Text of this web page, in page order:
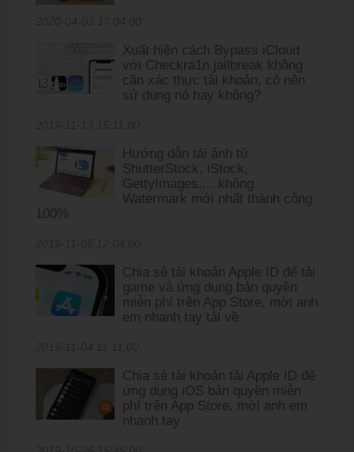
Xuất hiện cách Bypass iCloud
với Checkra1n jailbreak không
cần xác thực tài khoản, có nên
sử dung nó hay không?
Hướng dẫn tải ảnh từ
ShutterStock, iStock,
GettyImages,... không
Watermark mới nhất thành công
100%
Chia sẻ tài khoản Apple ID để tải
game và ứng dụng bản quyền
miễn phí trên App Store, mời anh
em nhanh tay tải về
Chia sẻ tài khoản tải Apple ID để
ứng dụng iOS bản quyền miễn
phí trên App Store, mời anh em
nhanh tay